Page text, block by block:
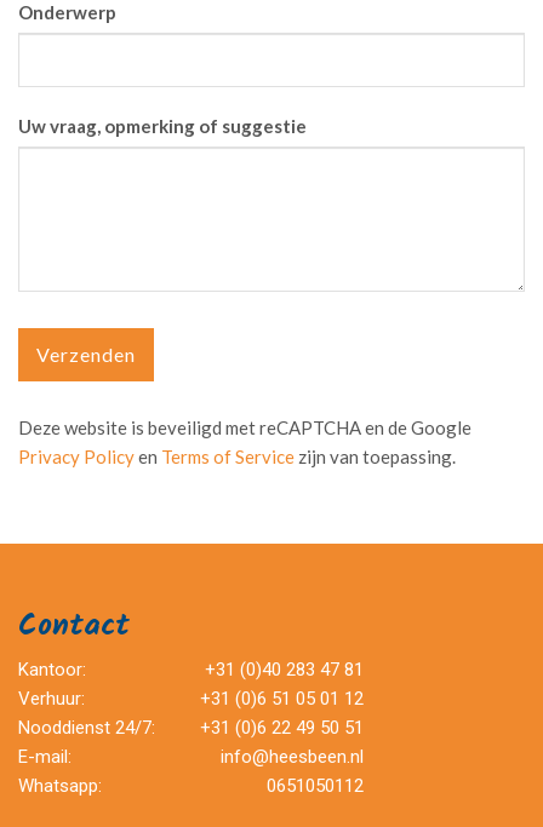
Onderwerp
Uw vraag, opmerking of suggestie
Verzenden
Deze website is beveiligd met reCAPTCHA en de Google
Privacy Policyen Terms of Service zijn van toepassing.
Contact
Kantoor:
+31 (0)40 283 47 81
Verhuur:
+31 (0)6 51 05 01 12
Nooddienst 24/7:
+31 (0)6 22 49 50 51
E-mail:
info@heesbeen.nl
Whatsapp:
0651050112